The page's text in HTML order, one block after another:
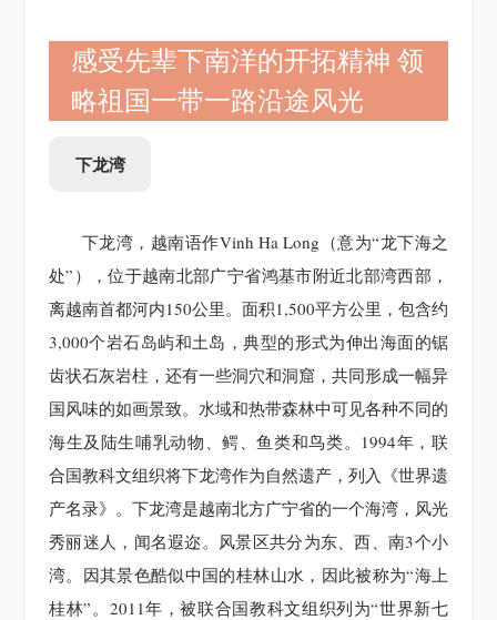
感受先辈下南洋的开拓精神 领
略祖国一带一路沿途风光
下龙湾
下龙湾，越南语作Vinh Ha Long（意为“龙下海之
处”），位于越南北部广宁省鸿基市附近北部湾西部，
离越南首都河内150公里。面积1,500平方公里，包含约
3,000个岩石岛屿和土岛，典型的形式为伸出海面的锯
齿状石灰岩柱，还有一些洞穴和洞窟，共同形成一幅异
国风味的如画景致。水域和热带森林中可见各种不同的
海生及陆生哺乳动物、鳄、鱼类和鸟类。1994年，联
合国教科文组织将下龙湾作为自然遗产，列入《世界遗
产名录》。下龙湾是越南北方广宁省的一个海湾，风光
秀丽迷人，闻名遐迩。风景区共分为东、西、南3个小
湾。因其景色酷似中国的桂林山水，因此被称为“海上
桂林”。2011年，被联合国教科文组织列为“世界新七